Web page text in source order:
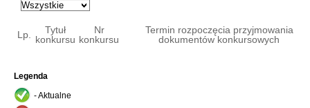
Lp.
Tytuł
konkursu
Nr
konkursu
Termin rozpoczęcia przyjmowania
dokumentów konkursowych
Legenda
- Aktualne